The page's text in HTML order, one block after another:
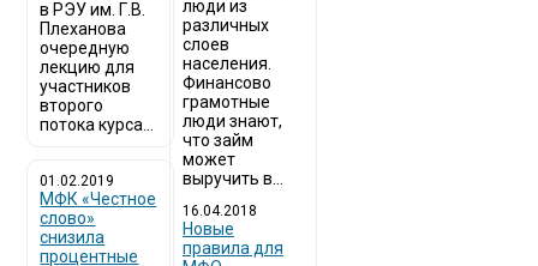
в РЭУ им. Г.В.
Плеханова
очередную
лекцию для
участников
второго
потока курса...
01.02.2019
МФК «Честное
слово»
снизила
процентные
люди из
различных
слоев
населения.
Финансово
грамотные
люди знают,
что займ
может
выручить в...
16.04.2018
Новые
правила для